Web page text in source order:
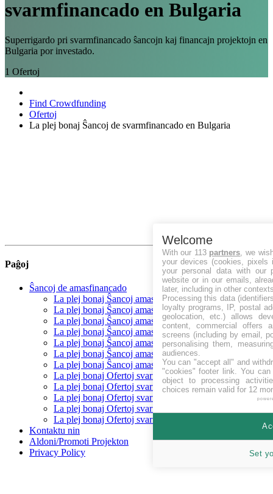
svarmfinancado en Bulgaria
Superrigardo pri svarmfinancado ŝancojn kaj financajn projektojn en
Bulgaria por investado.
1 Ofertoj
Find Crowdfunding
Ofertoj
La plej bonaj Ŝancoj de svarmfinancado en Bulgaria
Paĝoj
Ŝancoj de amasfinancado
La plej bonaj Ŝancoj amasfinancado levantaj
La plej bonaj Ŝancoj amasfinancado Baldaŭ
La plej bonaj Ŝancoj amasfinancado financitaj
La plej bonaj Ŝancoj amasfinancado Repagita
La plej bonaj Ŝancoj amasfinancado Egaleco
La plej bonaj Ŝancoj amasfinancado Prunto/ŝuldo
La plej bonaj Ŝancoj amasfinancado Rekompenco
La plej bonaj Ofertoj svarmfinancado en CHF
La plej bonaj Ofertoj svarmfinancado en EUR
La plej bonaj Ofertoj svarmfinancado en GBP
La plej bonaj Ofertoj svarmfinancado en SEK
La plej bonaj Ofertoj svarmfinancado en USD
Kontaktu nin
Aldoni/Promoti Projekton
Privacy Policy
Welcome
With our 113 partners, we
your devices (cookies, pixels
your personal data with our
website or in our emails,
later, including in other
Processing this data
loyalty programs, IP, postal
geolocation, etc.) allows
content, commercial offers
screens (including by email,
personalising them,
audiences.
You can "accept all" and
"cookies" footer link. You can
object to processing
choices remain valid for 12
Set